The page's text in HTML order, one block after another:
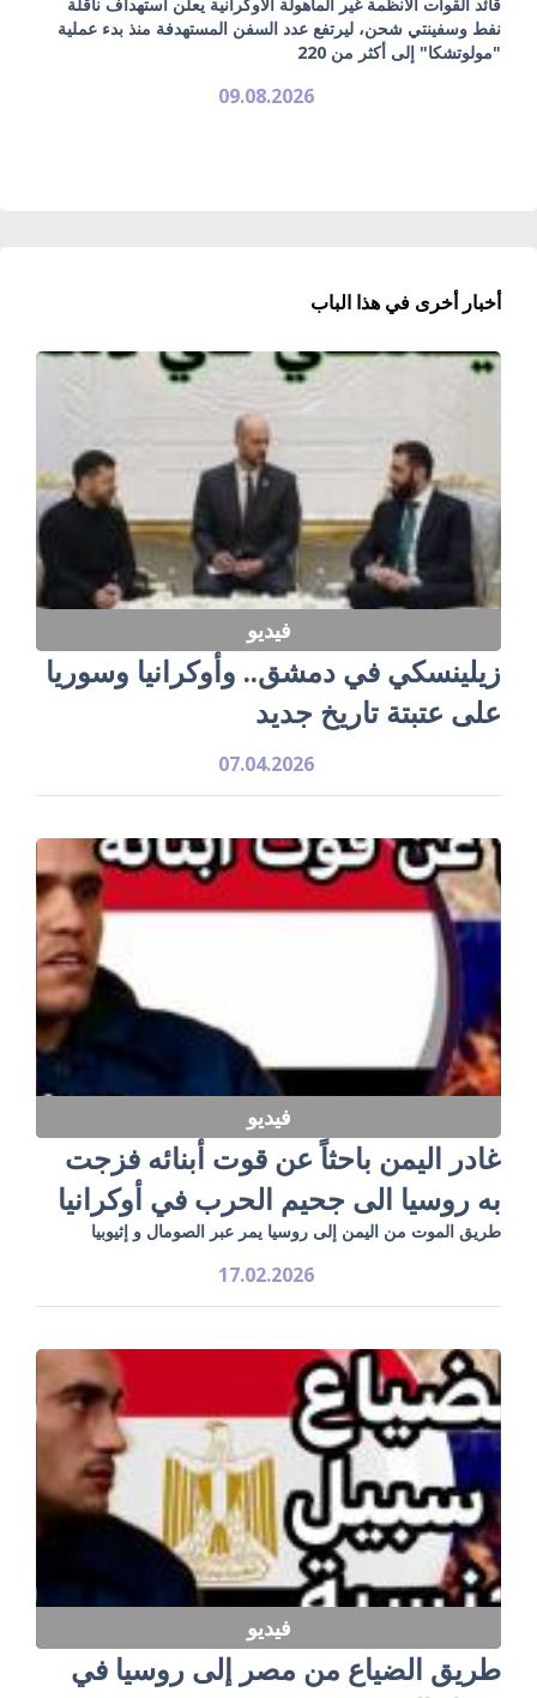
نفط وسفينتي شحن، ليرتفع عدد السفن المستهدفة منذ بدء عملية
"مولوتشكا" إلى أكثر من 220
09.08.2026
أخبار أخرى في هذا الباب
فيديو
زيلينسكي في دمشق.. وأوكرانيا وسوريا
على عتبتة تاريخ جديد
07.04.2026
فيديو
غادر اليمن باحثاً عن قوت أبنائه فزجت
به روسيا الى جحيم الحرب في أوكرانيا
طريق الموت من اليمن إلى روسيا يمر عبر الصومال و إثيوبيا
17.02.2026
فيديو
طريق الضياع من مصر إلى روسيا في